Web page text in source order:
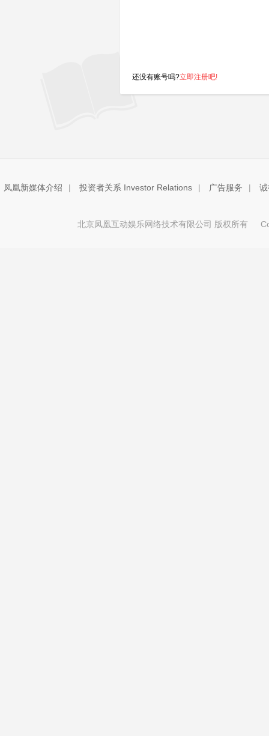
还没有账号吗?立即注册吧!
凤凰新媒体介绍 | 投资者关系 Investor Relations | 广告服务 |
北京凤凰互动娱乐网络技术有限公司 版权所有